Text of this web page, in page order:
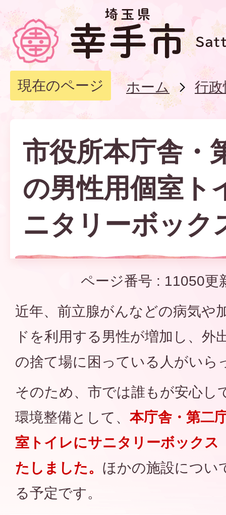
現在のページ ホーム 行
市役所本庁舎・
の男性用個室ト
ニタリーボック
ページ番号 : 11050更
近年、前立腺がんなどの病気や
ドを利用する男性が増加し、外
の捨て場に困っている人がいら
そのため、市では誰もが安心し
環境整備として、 本庁舎・第二
室トイレにサニタリーボックス
たしました。 ほかの施設につい
る予定です。